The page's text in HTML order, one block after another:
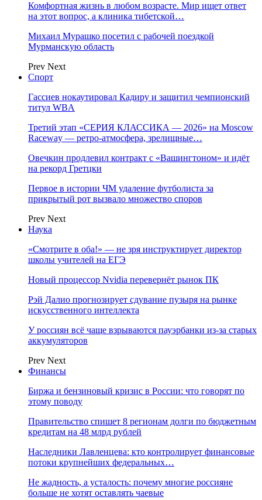
Комфортная жизнь в любом возрасте. Мир ищет ответ
на этот вопрос, а клиника тибетской…
Михаил Мурашко посетил с рабочей поездкой
Мурманскую область
Prev Next
Спорт
Гассиев нокаутировал Кадиру и защитил чемпионский
титул WBA
Третий этап «СЕРИЯ КЛАССИКА — 2026» на Moscow
Raceway — ретро‑атмосфера, зрелищные…
Овечкин продлевил контракт с «Вашингтоном» и идёт
на рекорд Гретцки
Первое в истории ЧМ удаление футболиста за
прикрытый рот вызвало множество споров
Prev Next
Наука
«Смотрите в оба!» — не зря инструктирует директор
школы учителей на ЕГЭ
Новый процессор Nvidia перевернёт рынок ПК
Рэй Далио прогнозирует сдувание пузыря на рынке
искусственного интеллекта
У россиян всё чаще взрываются пауэрбанки из-за старых
аккумуляторов
Prev Next
Финансы
Биржа и бензиновый кризис в России: что говорят по
этому поводу
Правительство спишет 8 регионам долги по бюджетным
кредитам на 48 млрд рублей
Наследники Лавленцева: кто контролирует финансовые
потоки крупнейших федеральных…
Не жадность, а усталость: почему многие россияне
больше не хотят оставлять чаевые